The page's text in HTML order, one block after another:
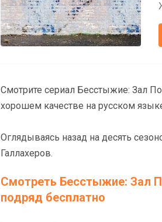
Смотрите сериал Бесстыжие: Зал
хорошем качестве на русском
Оглядываясь назад на десять
Галлахеров.
Смотреть Бесстыжие: Зал
подряд бесплатно